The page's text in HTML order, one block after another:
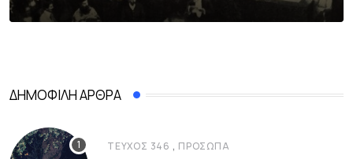
ΔΗΜΟΦΙΛΉ ΆΡΘΡΑ
ΤΕΎΧΟΣ 346 , ΠΡΌΣΩΠΑ